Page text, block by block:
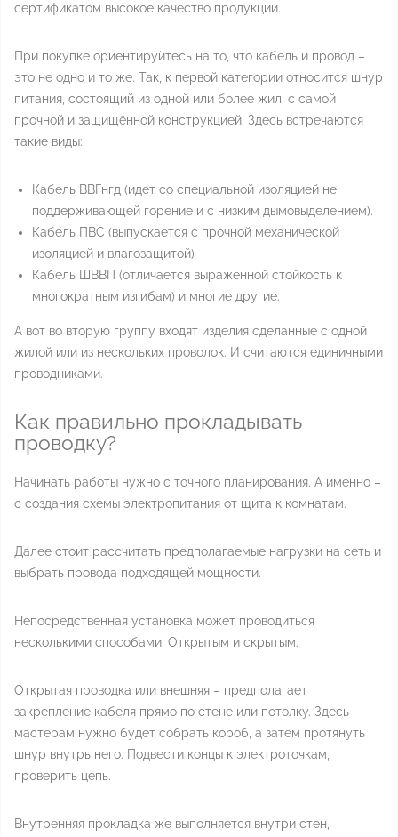
сертификатом высокое качество продукции.
При покупке ориентируйтесь на то, что кабель и провод –
это не одно и то же. Так, к первой категории относится шнур
питания, состоящий из одной или более жил, с самой
прочной и защищённой конструкцией. Здесь встречаются
такие виды:
Кабель ВВГнгд (идет со специальной изоляцией не
поддерживающей горение и с низким дымовыделением).
Кабель ПВС (выпускается с прочной механической
изоляцией и влагозащитой)
Кабель ШВВП (отличается выраженной стойкость к
многократным изгибам) и многие другие.
А вот во вторую группу входят изделия сделанные с одной
жилой или из нескольких проволок. И считаются единичными
проводниками.
Как правильно прокладывать
проводку?
Начинать работы нужно с точного планирования. А именно –
с создания схемы электропитания от щита к комнатам.
Далее стоит рассчитать предполагаемые нагрузки на сеть и
выбрать провода подходящей мощности.
Непосредственная установка может проводиться
несколькими способами. Открытым и скрытым.
Открытая проводка или внешняя – предполагает
закрепление кабеля прямо по стене или потолку. Здесь
мастерам нужно будет собрать короб, а затем протянуть
шнур внутрь него. Подвести концы к электроточкам,
проверить цепь.
Внутренняя прокладка же выполняется внутри стен,